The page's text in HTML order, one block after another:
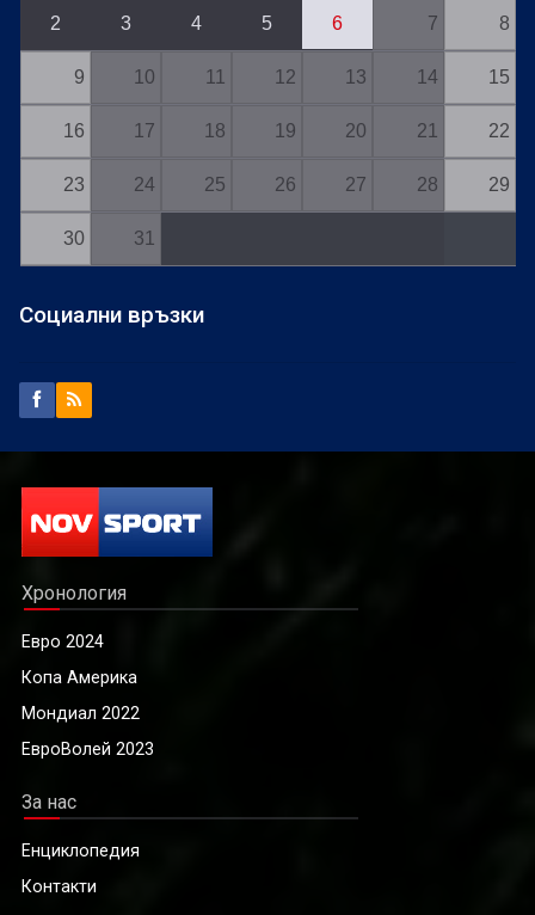
2 3 4 5 6 7 8
9 10 11 12 13 14 15
16 17 18 19 20 21 22
23 24 25 26 27 28 29
30 31
Социални връзки
Хронология
Евро 2024
Копа Америка
Мондиал 2022
ЕвроВолей 2023
За нас
Енциклопедия
Контакти